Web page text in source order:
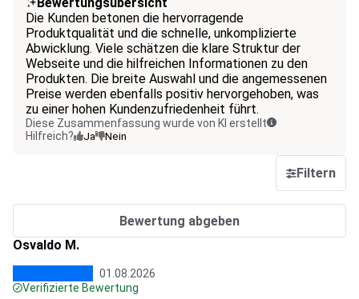
Die Kunden betonen die hervorragende
Produktqualität und die schnelle, unkomplizierte
Abwicklung. Viele schätzen die klare Struktur der
Webseite und die hilfreichen Informationen zu den
Produkten. Die breite Auswahl und die angemessenen
Preise werden ebenfalls positiv hervorgehoben, was
zu einer hohen Kundenzufriedenheit führt.
Diese Zusammenfassung wurde von KI erstellt
Hilfreich?
Ja Nein
Filtern
Bewertung abgeben
Osvaldo M.
01.08.2026
Verifizierte Bewertung